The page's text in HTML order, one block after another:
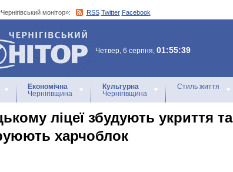
монітор»: RSS Twitter Facebook
монітор»
Четвер, 6 серпня, 01:55:39
Економічна
Чернігівщина
Культурна
Чернігівщина
Стиль життя
ліцеї збудують укриття та
харчоблок